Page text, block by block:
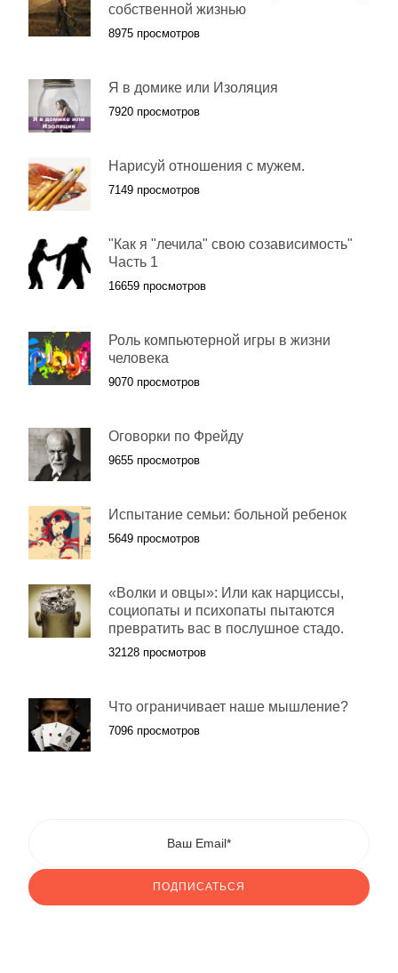
собственной жизнью
8975 просмотров
Я в домике или Изоляция
7920 просмотров
Нарисуй отношения с мужем.
7149 просмотров
"Как я "лечила" свою созависимость"
Часть 1
16659 просмотров
Роль компьютерной игры в жизни
человека
9070 просмотров
Оговорки по Фрейду
9655 просмотров
Испытание семьи: больной ребенок
5649 просмотров
«Волки и овцы»: Или как нарциссы,
социопаты и психопаты пытаются
превратить вас в послушное стадо.
32128 просмотров
Что ограничивает наше мышление?
7096 просмотров
ПОДПИСАТЬСЯ